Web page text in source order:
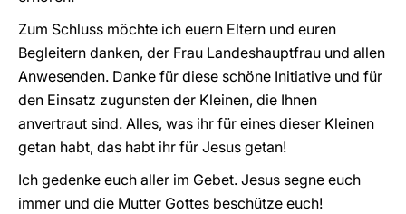
Zum Schluss möchte ich euern Eltern und euren
Begleitern danken, der Frau Landeshauptfrau und allen
Anwesenden. Danke für diese schöne Initiative und für
den Einsatz zugunsten der Kleinen, die Ihnen
anvertraut sind. Alles, was ihr für eines dieser Kleinen
getan habt, das habt ihr für Jesus getan!
Ich gedenke euch aller im Gebet. Jesus segne euch
immer und die Mutter Gottes beschütze euch!